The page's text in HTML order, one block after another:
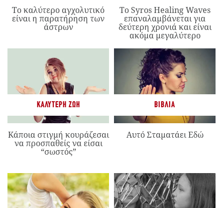
Το καλύτερο αγχολυτικό
είναι η παρατήρηση των
άστρων
Το Syros Healing Waves
επαναλαμβάνεται για
δεύτερη χρονιά και είναι
ακόμα μεγαλύτερο
ΚΑΛΎΤΕΡΗ ΖΩΉ
Κάποια στιγμή κουράζεσαι
να προσπαθείς να είσαι
“σωστός”
ΒΙΒΛΊΑ
Αυτό Σταματάει Εδώ